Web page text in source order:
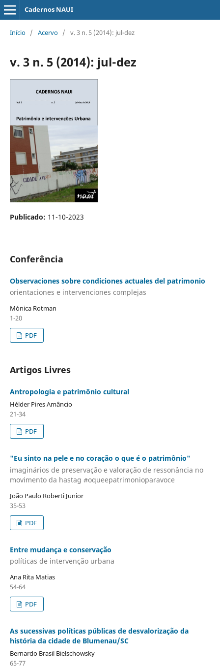
Cadernos NAUI
Início / Acervo / v. 3 n. 5 (2014): jul-dez
v. 3 n. 5 (2014): jul-dez
Publicado: 11-10-2023
Conferência
Observaciones sobre condiciones actuales del patrimonio
orientaciones e intervenciones complejas
Mónica Rotman
1-20
PDF
Artigos Livres
Antropologia e patrimônio cultural
Hélder Pires Amâncio
21-34
PDF
"Eu sinto na pele e no coração o que é o patrimônio"
imaginários de preservação e valoração de ressonância no
movimento da hastag #oqueepatrimonioparavoce
João Paulo Roberti Junior
35-53
PDF
Entre mudança e conservação
políticas de intervenção urbana
Ana Rita Matias
54-64
PDF
As sucessivas políticas públicas de desvalorização da
história da cidade de Blumenau/SC
Bernardo Brasil Bielschowsky
65-77